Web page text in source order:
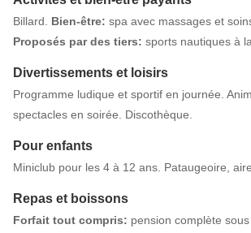
Billard. Bien-être: spa avec massages et
Proposés par des tiers: sports nautiques à
Divertissements et loisirs
Programme ludique et sportif en journée.
spectacles en soirée. Discothèque.
Pour enfants
Miniclub pour les 4 à 12 ans. Pataugeoire,
Repas et boissons
Forfait tout compris: pension complète